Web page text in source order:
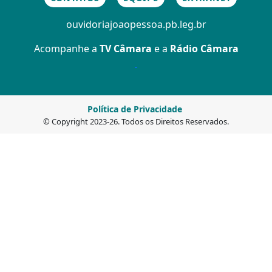
ouvidoriajoaopessoa.pb.leg.br
Acompanhe a TV Câmara e a Rádio Câmara
© Copyright 2023-26. Todos os Direitos Reservados.
Política de Privacidade